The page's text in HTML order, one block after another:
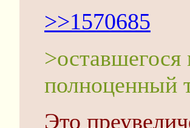
>>1570685
>оставшегося
полноценный
Это